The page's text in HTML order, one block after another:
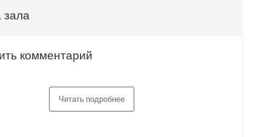
зала
комментарий
Читать подробнее